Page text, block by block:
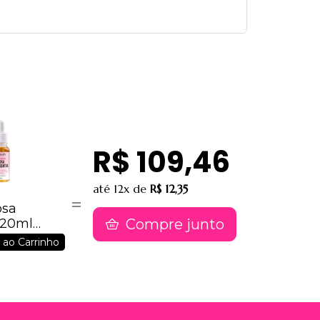
Carrinho
R$ 109,46
até 12x de R$ 12,35
Compre junto